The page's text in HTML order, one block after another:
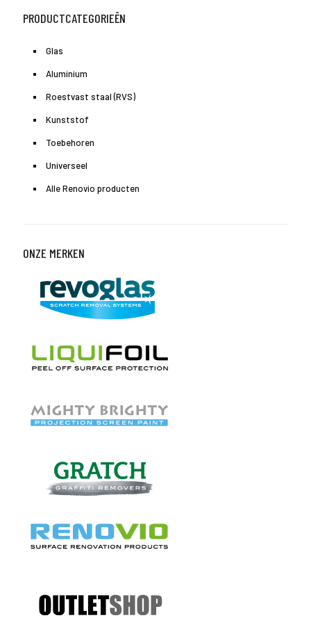
PRODUCTCATEGORIEËN
Glas
Aluminium
Roestvast staal (RVS)
Kunststof
Toebehoren
Universeel
Alle Renovio producten
ONZE MERKEN